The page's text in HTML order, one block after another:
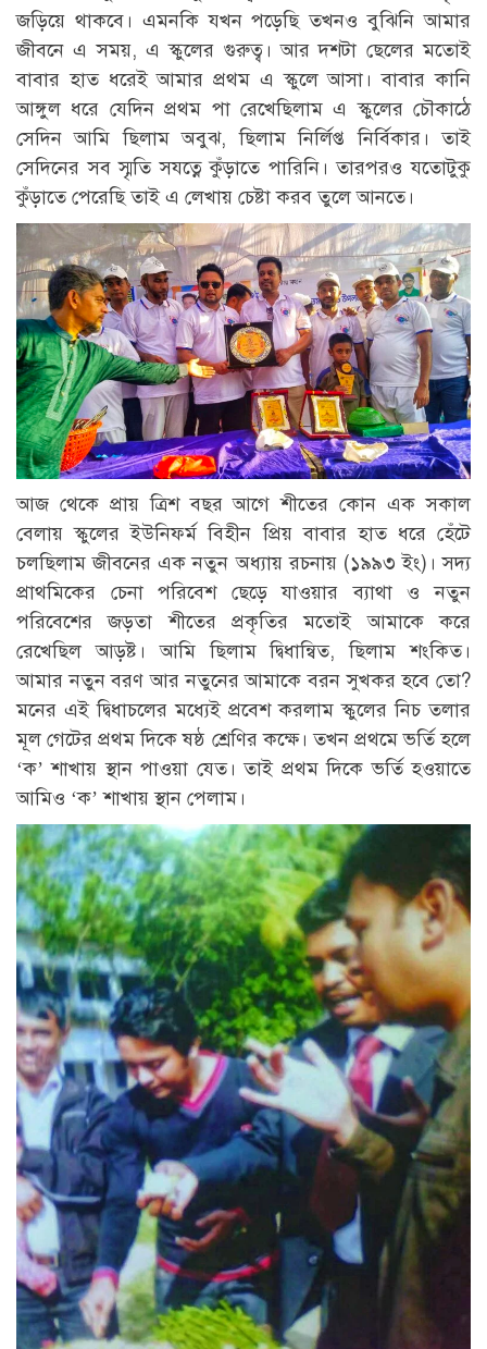
জড়িয়ে থাকবে। এমনকি যখন পড়েছি তখনও বুঝিনি আমার
জীবনে এ সময়, এ স্কুলের গুরুত্ব। আর দশটা ছেলের মতোই
বাবার হাত ধরেই আমার প্রথম এ স্কুলে আসা। বাবার কানি
আঙ্গুল ধরে যেদিন প্রথম পা রেখেছিলাম এ স্কুলের চৌকাঠে
সেদিন আমি ছিলাম অবুঝ, ছিলাম নির্লিপ্ত নির্বিকার। তাই
সেদিনের সব স্মৃতি সযত্নে কুঁড়াতে পারিনি। তারপরও যতোটুকু
কুঁড়াতে পেরেছি তাই এ লেখায় চেষ্টা করব তুলে আনতে।
আজ থেকে প্রায় ত্রিশ বছর আগে শীতের কোন এক সকাল
বেলায় স্কুলের ইউনিফর্ম বিহীন প্রিয় বাবার হাত ধরে হেঁটে
চলছিলাম জীবনের এক নতুন অধ্যায় রচনায় (১৯৯৩ ইং)। সদ্য
প্রাথমিকের চেনা পরিবেশ ছেড়ে যাওয়ার ব্যাথা ও নতুন
পরিবেশের জড়তা শীতের প্রকৃতির মতোই আমাকে করে
রেখেছিল আড়ষ্ট। আমি ছিলাম দ্বিধান্বিত, ছিলাম শংকিত।
আমার নতুন বরণ আর নতুনের আমাকে বরন সুখকর হবে তো?
মনের এই দ্বিধাচলের মধ্যেই প্রবেশ করলাম স্কুলের নিচ তলার
মূল গেটের প্রথম দিকে ষষ্ঠ শ্রেণির কক্ষে। তখন প্রথমে ভর্তি হলে
‘ক’ শাখায় স্থান পাওয়া যেত। তাই প্রথম দিকে ভর্তি হওয়াতে
আমিও ‘ক’ শাখায় স্থান পেলাম।